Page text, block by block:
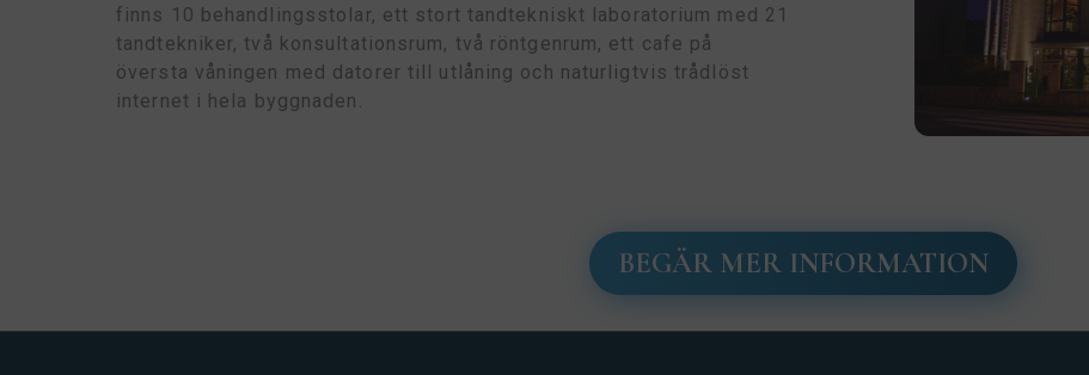
finns 10 behandlingsstolar, ett stort tandtekniskt laboratorium med 21
tandtekniker, två konsultationsrum, två röntgenrum, ett cafe på
översta våningen med datorer till utlåning och naturligtvis trådlöst
internet i hela byggnaden.
BEGÄR MER INFORMATION